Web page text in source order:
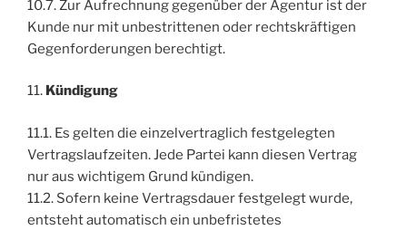
10.7. Zur Aufrechnung gegenüber der Agentur ist der
Kunde nur mit unbestrittenen oder rechtskräftigen
Gegenforderungen berechtigt.
11. Kündigung
11.1. Es gelten die einzelvertraglich festgelegten
Vertragslaufzeiten. Jede Partei kann diesen Vertrag
nur aus wichtigem Grund kündigen.
11.2. Sofern keine Vertragsdauer festgelegt wurde,
entsteht automatisch ein unbefristetes